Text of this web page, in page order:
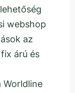
webshop
az
árú és
Worldline